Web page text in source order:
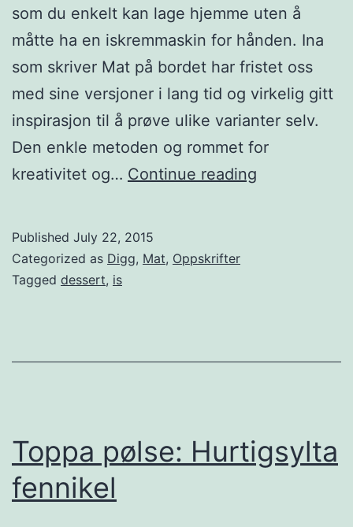
som du enkelt kan lage hjemme uten å
måtte ha en iskremmaskin for hånden. Ina
som skriver Mat på bordet har fristet oss
med sine versjoner i lang tid og virkelig gitt
inspirasjon til å prøve ulike varianter selv.
Den enkle metoden og rommet for
kreativitet og… Continue reading
a
i
Published July 22, 2015
Categorized as Digg, Mat, Oppskrifter
Tagged dessert, is
Toppa pølse: Hurtigsylta
fennikel